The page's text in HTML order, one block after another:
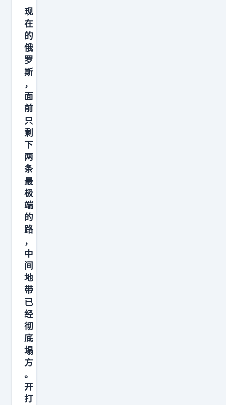
现
在
的
俄
罗
斯
，
面
前
只
剩
下
两
条
最
极
端
的
路
，
中
间
地
带
已
经
彻
底
塌
方
。
开
打